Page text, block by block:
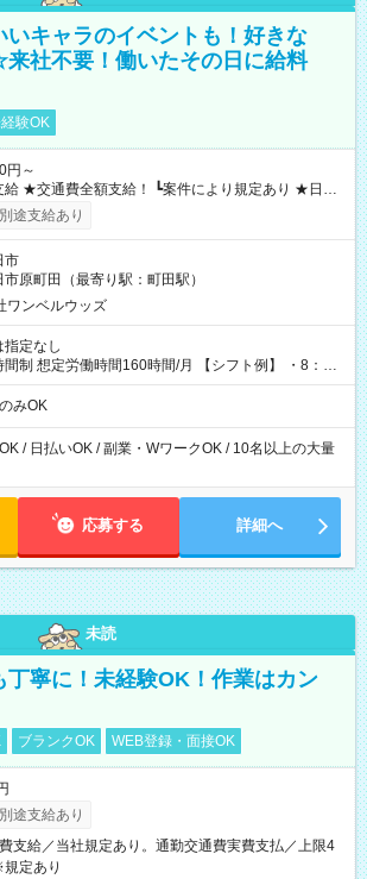
いキャラのイベントも！好きな
社不要！働いたその日に給料
験OK
円～
あり ★日払
定あり） ┗働いたその日に現金GET♪ お仕事後はコ
ら 日払い分を引き落とせます！ 【試用期間】試
途支給あり
市
原町田（最寄り駅：町田駅）
ワンベルウッズ
定なし
定労働時間160時間/月 【シフト例】 ・8：00
みOK
/ 日払いOK / 副業・WワークOK / 10名以上の大量
応募する 詳細へ
未読
丁寧に！未経験OK！作業はカン
ブランクOK WEB登録・面接OK
途支給あり
支給／当社規定あり。通勤交通費実費支払／上限4
定あり